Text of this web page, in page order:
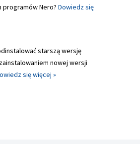
programów Nero? Dowiedz się
starszą wersję
nowej wersji
się więcej »